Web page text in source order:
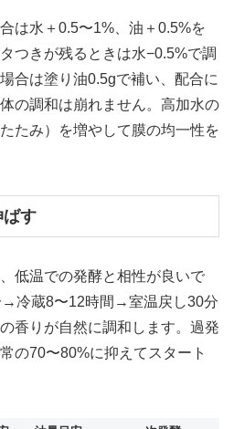
は水＋0.5〜1%、油＋0.5%を
つきが残るときは水−0.5%で調
合は塗り油0.5gで補い、配合に
の調和は崩れません。高加水の
たみ）を増やして膜の均一性を
す
低温での発酵と相性が良いで
→冷蔵8〜12時間→室温戻し30分
香りが自然に調和します。過発
の70〜80%に抑えてスタート